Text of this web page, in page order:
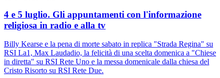
4 e 5 luglio. Gli appuntamenti con l'informazione
religiosa in radio e alla tv
Billy Kearse e la pena di morte sabato in replica "Strada Regina" su
RSI La1, Max Laudadio, la felicità di una scelta domenica a "Chiese
in diretta" su RSI Rete Uno e la messa domenicale dalla chiesa del
Cristo Risorto su RSI Rete Due.